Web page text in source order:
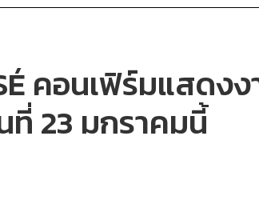
คอนเฟิร์มแสดง
ที่ 23 มกราคมนี้